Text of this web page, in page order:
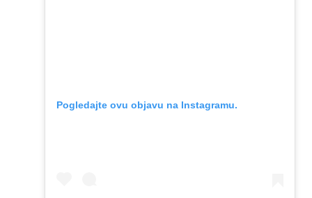
Pogledajte ovu objavu na Instagramu.